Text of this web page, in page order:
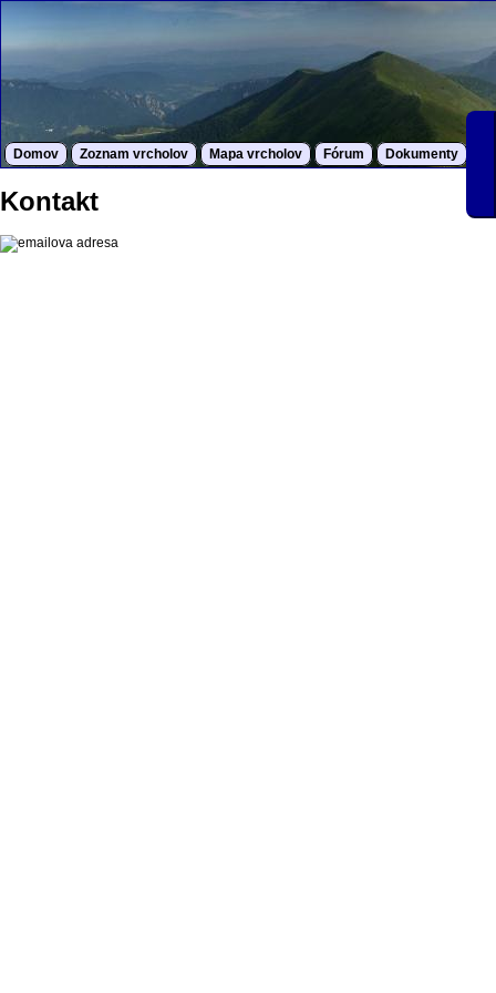
Domov Zoznam vrcholov Mapa vrcholov Fórum Dokumenty
Kontakt